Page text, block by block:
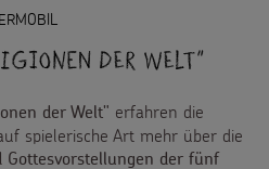
der Welt"
der Welt" erfahren die
spielerische Art mehr über die
Gottesvorstellungen der fünf